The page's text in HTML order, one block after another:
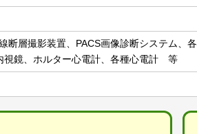
層撮影装置、PACS画像診断システム、
視鏡、ホルター心電計、各種心電計 等